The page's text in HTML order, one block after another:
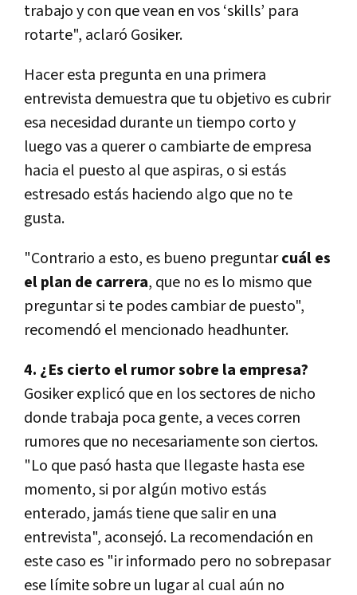
trabajo y con que vean en vos ‘skills’ para
rotarte", aclaró Gosiker.
Hacer esta pregunta en una primera
entrevista demuestra que tu objetivo es cubrir
esa necesidad durante un tiempo corto y
luego vas a querer o cambiarte de empresa
hacia el puesto al que aspiras, o si estás
estresado estás haciendo algo que no te
gusta.
"Contrario a esto, es bueno preguntarcuál es
el plan de carrera, que no es lo mismo que
preguntar si te podes cambiar de puesto",
recomendó el mencionado headhunter.
4. ¿Es cierto el rumor sobre la empresa?
Gosiker explicó que en los sectores de nicho
donde trabaja poca gente, a veces corren
rumores que no necesariamente son ciertos.
"Lo que pasó hasta que llegaste hasta ese
momento, si por algún motivo estás
enterado, jamás tiene que salir en una
entrevista", aconsejó. La recomendación en
este caso es "ir informado pero no sobrepasar
ese límite sobre un lugar al cual aún no